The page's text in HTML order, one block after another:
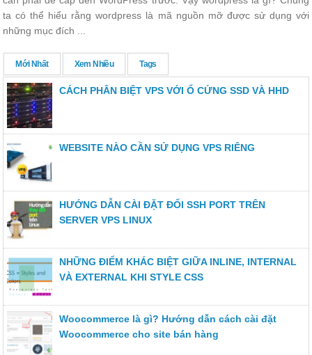
ta có thể hiểu rằng wordpress là mã nguồn mỡ được sử dụng với
những mục đích ...
Mới Nhất Xem Nhiều Tags
CÁCH PHÂN BIỆT VPS VỚI Ổ CỨNG SSD VÀ HHD
WEBSITE NÀO CẦN SỬ DỤNG VPS RIÊNG
HƯỚNG DẪN CÀI ĐẶT ĐỔI SSH PORT TRÊN
SERVER VPS LINUX
NHỮNG ĐIỂM KHÁC BIỆT GIỮA INLINE, INTERNAL
VÀ EXTERNAL KHI STYLE CSS
Woocommerce là gì? Hướng dẫn cách cài đặt
Woocommerce cho site bán hàng